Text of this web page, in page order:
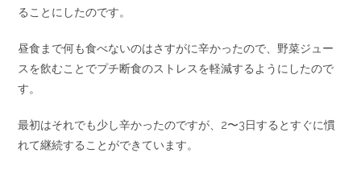
ることにしたのです。
昼食まで何も食べないのはさすがに辛かったので、野菜ジュー
スを飲むことでプチ断食のストレスを軽減するようにしたので
す。
最初はそれでも少し辛かったのですが、2〜3日するとすぐに慣
れて継続することができています。